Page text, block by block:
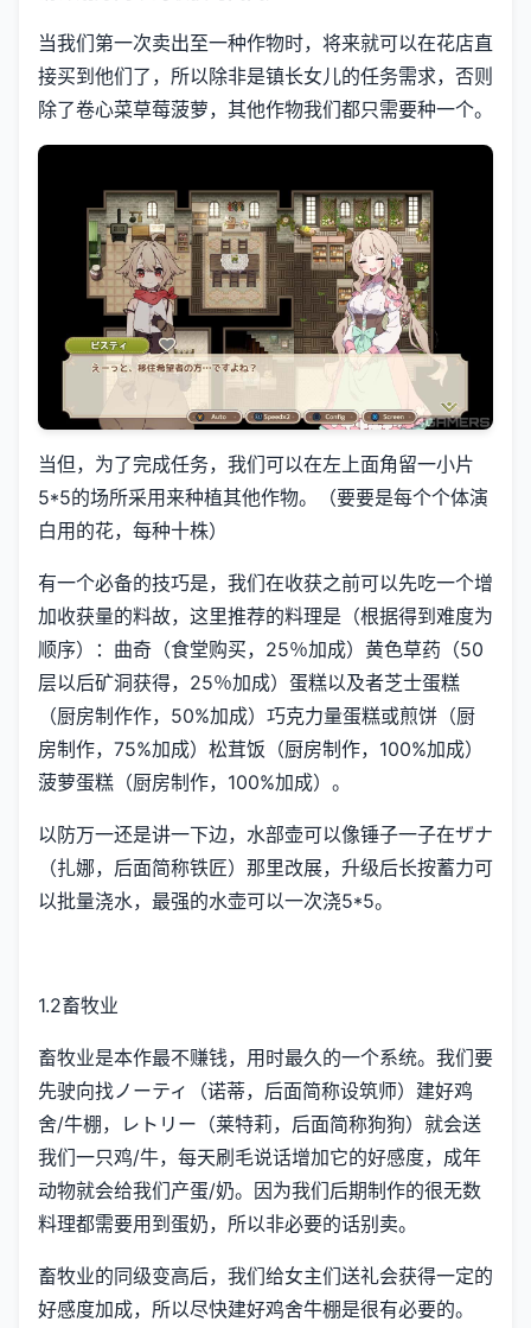
当我们第一次卖出至一种作物时，将来就可以在花店直
接买到他们了，所以除非是镇长女儿的任务需求，否则
除了卷心菜草莓菠萝，其他作物我们都只需要种一个。
当但，为了完成任务，我们可以在左上面角留一小片
5*5的场所采用来种植其他作物。（要要是每个个体演
白用的花，每种十株）
有一个必备的技巧是，我们在收获之前可以先吃一个增
加收获量的料故，这里推荐的料理是（根据得到难度为
顺序）：曲奇（食堂购买，25％加成）黄色草药（50
层以后矿洞获得，25％加成）蛋糕以及者芝士蛋糕
（厨房制作作，50%加成）巧克力量蛋糕或煎饼（厨
房制作，75%加成）松茸饭（厨房制作，100%加成）
菠萝蛋糕（厨房制作，100%加成）。
以防万一还是讲一下边，水部壶可以像锤子一子在ザナ
（扎娜，后面简称铁匠）那里改展，升级后长按蓄力可
以批量浇水，最强的水壶可以一次浇5*5。
1.2畜牧业
畜牧业是本作最不赚钱，用时最久的一个系统。我们要
先驶向找ノーティ（诺蒂，后面简称设筑师）建好鸡
舍/牛棚，レトリー（莱特莉，后面简称狗狗）就会送
我们一只鸡/牛，每天刷毛说话增加它的好感度，成年
动物就会给我们产蛋/奶。因为我们后期制作的很无数
料理都需要用到蛋奶，所以非必要的话别卖。
畜牧业的同级变高后，我们给女主们送礼会获得一定的
好感度加成，所以尽快建好鸡舍牛棚是很有必要的。